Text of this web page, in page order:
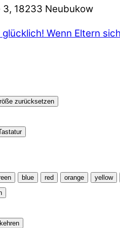
18233 Neubukow
Wenn Eltern
zurücksetzen
blue red orange yellow